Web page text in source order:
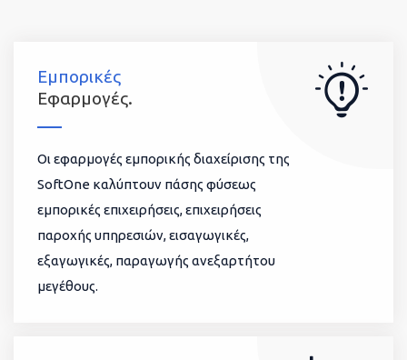
Εμπορικές
Εφαρμογές.
Οι εφαρμογές εμπορικής διαχείρισης της
SoftOne καλύπτουν πάσης φύσεως
εμπορικές επιχειρήσεις, επιχειρήσεις
παροχής υπηρεσιών, εισαγωγικές,
εξαγωγικές, παραγωγής ανεξαρτήτου
μεγέθους.